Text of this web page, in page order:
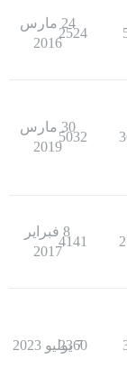
2524
24 مارس
2016
5032
30 مارس
2019
4141
8 فبراير
2017
2360
7 يوليو 2023